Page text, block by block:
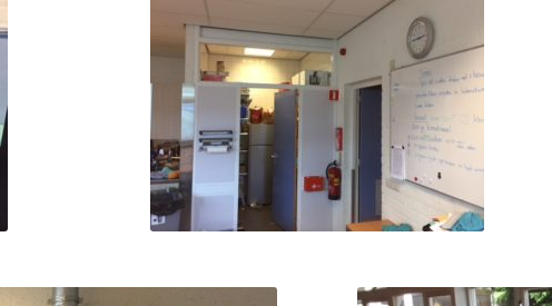
Foto voor de verbouwing